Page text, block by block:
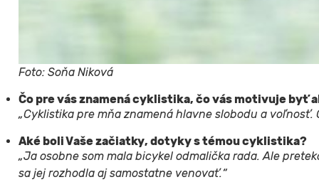
Foto: Soňa Niková
Čo pre vás znamená cyklistika, čo vás motivuje
„Cyklistika pre mňa znamená hlavne slobodu a
Aké boli Vaše začiatky, dotyky s témou cyklistika?
„Ja osobne som mala bicykel odmalička rada. Ale
sa jej rozhodla aj samostatne venovať.“